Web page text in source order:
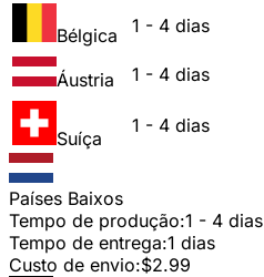
Bélgica 1 - 4 dias
Áustria
1 - 4 dias
Suíça
1 - 4 dias
Países Baixos
Tempo de produção:1 - 4 dias
Tempo de entrega:1 dias
Custo de envio:$2.99